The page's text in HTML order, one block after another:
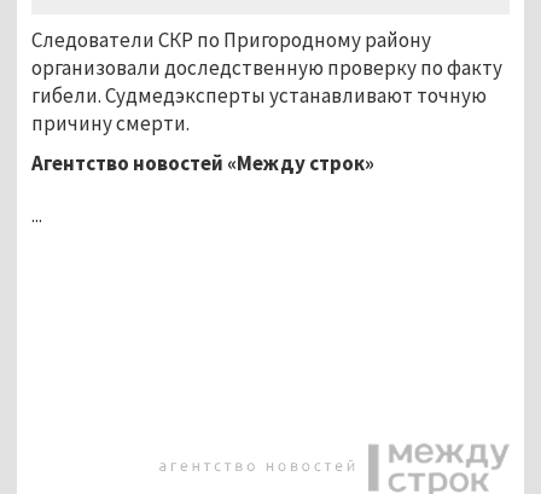
Следователи СКР по Пригородному району
организовали доследственную проверку по факту
гибели. Судмедэксперты устанавливают точную
причину смерти.
Агентство новостей «Между строк»
...